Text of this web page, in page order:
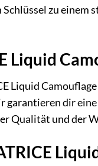
zu
Liquid
Liquid
dir
Qualität und der